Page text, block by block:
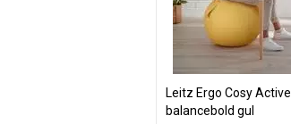
Leitz Ergo Cosy Active
balancebold gul